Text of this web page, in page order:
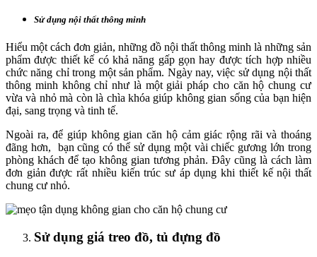
Sử dụng nội thất thông minh
Hiểu một cách đơn giản, những đồ nội thất thông minh là những sản
phẩm được thiết kế có khả năng gấp gọn hay được tích hợp nhiều
chức năng chỉ trong một sản phẩm. Ngày nay, việc sử dụng nội thất
thông minh không chỉ như là một giải pháp cho căn hộ chung cư
vừa và nhỏ mà còn là chìa khóa giúp không gian sống của bạn hiện
đại, sang trọng và tinh tế.
Ngoài ra, để giúp không gian căn hộ cảm giác rộng rãi và thoáng
đãng hơn, bạn cũng có thể sử dụng một vài chiếc gương lớn trong
phòng khách để tạo không gian tương phản. Đây cũng là cách làm
đơn giản được rất nhiều kiến trúc sư áp dụng khi thiết kế nội thất
chung cư nhỏ.
Sử dụng giá treo đồ, tủ đựng đồ